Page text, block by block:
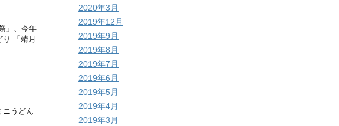
」、今年
り 「靖月
ニうどん
2020年3月
2019年12月
2019年9月
2019年8月
2019年7月
2019年6月
2019年5月
2019年4月
2019年3月